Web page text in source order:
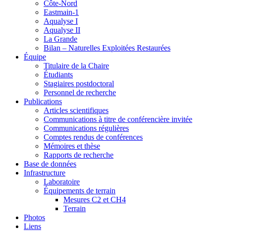
Côte-Nord
Eastmain-1
Aqualyse I
Aqualyse II
La Grande
Bilan – Naturelles Exploitées Restaurées
Équipe
Titulaire de la Chaire
Étudiants
Stagiaires postdoctoral
Personnel de recherche
Publications
Articles scientifiques
Communications à titre de conférencière invitée
Communications régulières
Comptes rendus de conférences
Mémoires et thèse
Rapports de recherche
Base de données
Infrastructure
Laboratoire
Équipements de terrain
Mesures C2 et CH4
Terrain
Photos
Liens